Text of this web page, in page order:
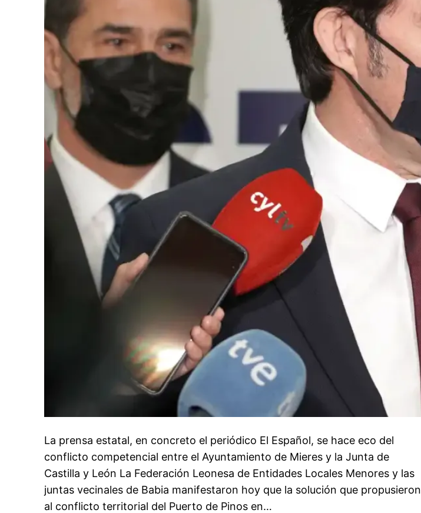
La prensa estatal, en concreto el periódico El Español, se hace eco del
conflicto competencial entre el Ayuntamiento de Mieres y la Junta de
Castilla y León La Federación Leonesa de Entidades Locales Menores y las
juntas vecinales de Babia manifestaron hoy que la solución que propusieron
al conflicto territorial del Puerto de Pinos en…